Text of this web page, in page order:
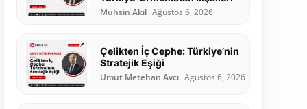
Muhsin Akıl Ağustos 6, 2026
Çelikten İç Cephe: Türkiye’nin
Stratejik Eşiği
Umut Metehan Avcı Ağustos 6, 2026